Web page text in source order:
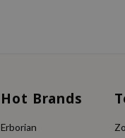
Hot Brands
Erborian